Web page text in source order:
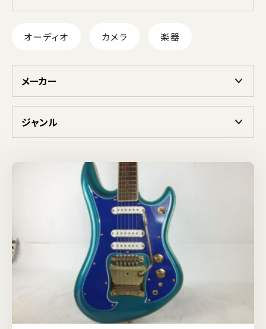
オーディオ カメラ 楽器
メーカー
ジャンル